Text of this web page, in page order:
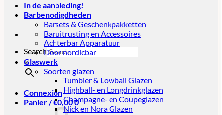
Search
×
Connexion
Panier /€0,000
In de aanbieding!
Barbenodigdheden
Barsets & Geschenkpakketten
Baruitrusting en Accessoires
Achterbar Apparatuur
Door nordicbar
Glaswerk
Soorten glazen
Tumbler & Lowball Glazen
Highball- en Longdrinkglazen
Champagne- en Coupeglazen
Nick en Nora Glazen